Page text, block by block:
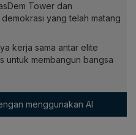
Tower dan
yang telah matang
kerja sama antar elite
untuk membangun bangsa
menggunakan AI